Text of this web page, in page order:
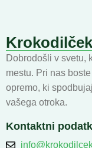
Krokodilček
Dobrodošli v svetu,
mestu. Pri nas
opremo, ki
vašega otroka.
Kontaktni